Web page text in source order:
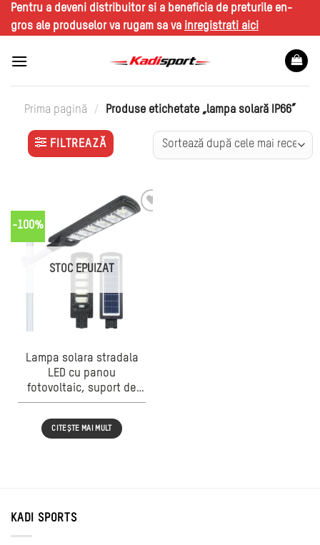
SkipPentru a deveni distribuitor si a beneficia de preturile en-
gros ale produselor va rugam sa va inregistrati aici
Prima pagină / Produse etichetate „lampa solară IP66”
FILTREAZĂ
-100%
STOC EPUIZAT
Lampa solara stradala
LED cu panou
fotovoltaic, suport de
prindere si telecomanda
300W
CITEȘTE MAI MULT
KADI SPORTS